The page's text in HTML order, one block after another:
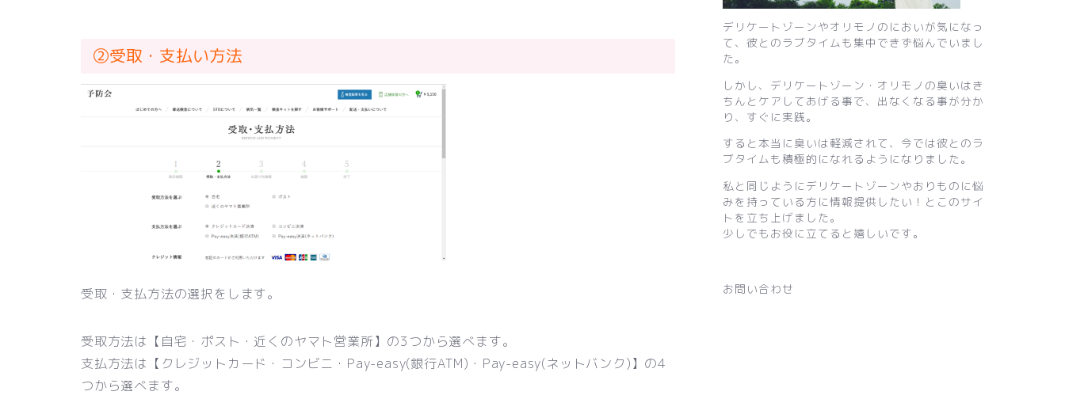
②受取・支払い方法
受取・支払方法の選択をします。
受取方法は【自宅・ポスト・近くのヤマト営業所】の3つから選べます。
支払方法は【クレジットカード・コンビニ・Pay-easy(銀行ATM)・Pay-easy(ネットバンク)】の4
つから選べます。
デリケートゾーンやオリモノのにおいが気になっ
て、彼とのラブタイムも集中できず悩んでいまし
た。
しかし、デリケートゾーン・オリモノの臭いはき
ちんとケアしてあげる事で、出なくなる事が分か
り、すぐに実践。
すると本当に臭いは軽減されて、今では彼とのラ
ブタイムも積極的になれるようになりました。
私と同じようにデリケートゾーンやおりものに悩
みを持っている方に情報提供したい！とこのサイ
トを立ち上げました。
少しでもお役に立てると嬉しいです。
お問い合わせ